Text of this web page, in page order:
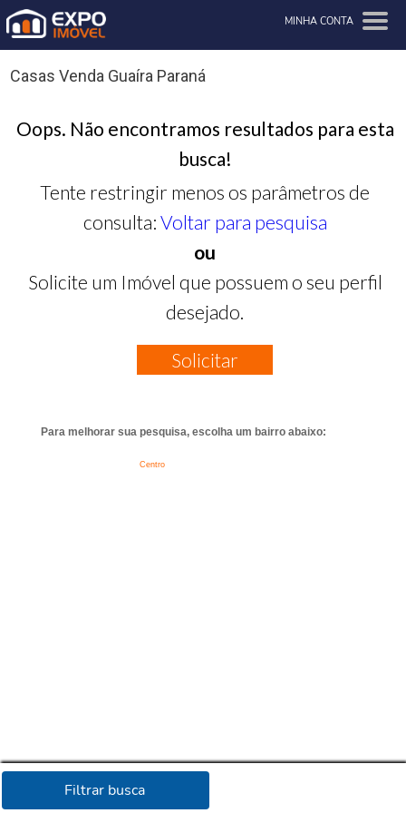
MINHA CONTA
Filtrar busca
Casas Venda Guaíra Paraná
Oops. Não encontramos resultados para esta
busca!
Tente restringir menos os parâmetros de
consulta: Voltar para pesquisa
ou
Solicite um Imóvel que possuem o seu perfil
desejado.
Solicitar
Para melhorar sua pesquisa, escolha um bairro abaixo:
Centro